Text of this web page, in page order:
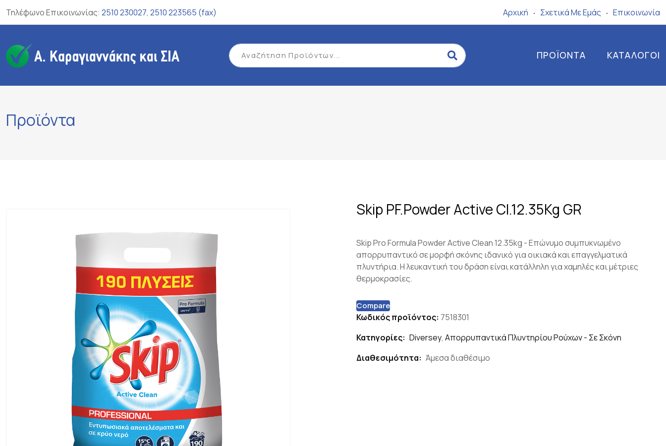
Τηλέφωνο Επικοινωνίας: 2510 230027, 2510 223565 (fax) Αρχική Σχετικά Mε Eμάς Επικοινωνία
ΠΡΟΪΌΝΤΑ ΚΑΤΆΛΟΓΟΙ
Προϊόντα
Skip PF.Powder Active Cl.12.35Kg GR
Skip Pro Formula Powder Active Clean 12.35kg - Επώνυμο συμπυκνωμένο
απορρυπαντικό σε μορφή σκόνης ιδανικό για οικιακά και επαγγελματικά
πλυντήρια. Η λευκαντική του δράση είναι κατάλληλη για χαμηλές και μέτριες
θερμοκρασίες.
Compare
Κωδικός προϊόντος: 7518301
Κατηγορίες: Diversey, Απορρυπαντικά Πλυντηρίου Ρούχων - Σε Σκόνη
Διαθεσιμότητα: Άμεσα διαθέσιμο